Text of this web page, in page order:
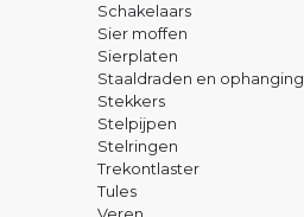
Schakelaars
Sier moffen
Sierplaten
Staaldraden en ophanging
Stekkers
Stelpijpen
Stelringen
Trekontlaster
Tules